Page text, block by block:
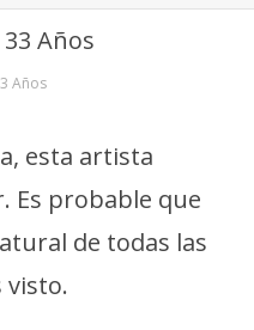
Años
esta artista
Es probable que
de todas las
visto.